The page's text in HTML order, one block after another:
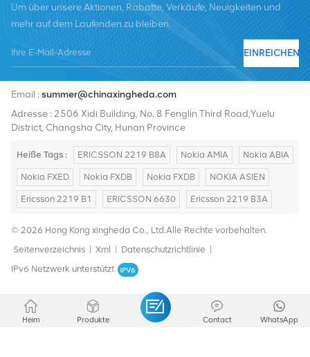
Um über unsere Aktionen, Rabatte, Verkäufe, Neuigkeiten und
mehr auf dem Laufenden zu bleiben.
EINREICHEN
Email :summer@chinaxingheda.com
Adresse : 2506 Xidi Building, No. 8 Fenglin Third Road,Yuelu
District, Changsha City, Hunan Province
Heiße Tags : ERICSSON 2219 B8A Nokia AMIA Nokia ABIA
Nokia FXED Nokia FXDB Nokia FXDB NOKIA ASIEN
Ericsson 2219 B1 ERICSSON 6630 Ericsson 2219 B3A
© 2026 Hong Kong xingheda Co., Ltd.Alle Rechte vorbehalten.
Seitenverzeichnis
Xml Datenschutzrichtlinie
IPv6 Netzwerk unterstützt
Heim Produkte WhatsApp
Contact